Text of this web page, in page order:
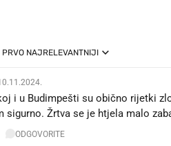
PRVO NAJRELEVANTNIJI
i u Budimpešti su obično rijetki
sigurno. Žrtva se je htjela malo
ODGOVORITE